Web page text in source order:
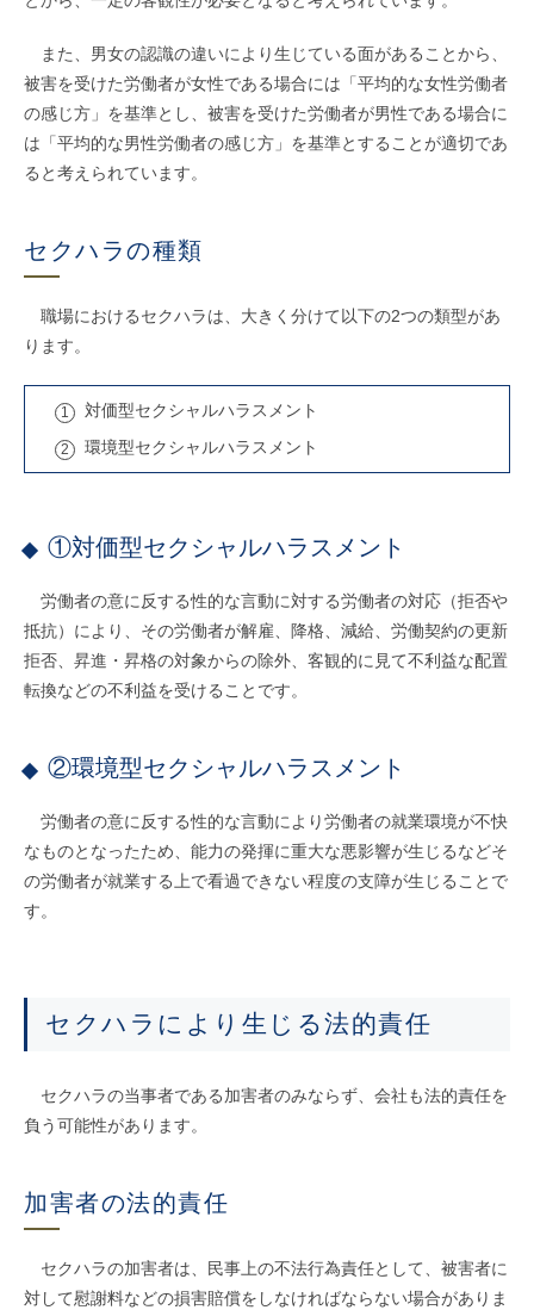
また、男女の認識の違いにより生じている面があることから、
被害を受けた労働者が女性である場合には「平均的な女性労働者
の感じ方」を基準とし、被害を受けた労働者が男性である場合に
は「平均的な男性労働者の感じ方」を基準とすることが適切であ
ると考えられています。
セクハラの種類
職場におけるセクハラは、大きく分けて以下の2つの類型があ
ります。
対価型セクシャルハラスメント
環境型セクシャルハラスメント
①対価型セクシャルハラスメント
労働者の意に反する性的な言動に対する労働者の対応（拒否や
抵抗）により、その労働者が解雇、降格、減給、労働契約の更新
拒否、昇進・昇格の対象からの除外、客観的に見て不利益な配置
転換などの不利益を受けることです。
②環境型セクシャルハラスメント
労働者の意に反する性的な言動により労働者の就業環境が不快
なものとなったため、能力の発揮に重大な悪影響が生じるなどそ
の労働者が就業する上で看過できない程度の支障が生じることで
す。
セクハラにより生じる法的責任
セクハラの当事者である加害者のみならず、会社も法的責任を
負う可能性があります。
加害者の法的責任
セクハラの加害者は、民事上の不法行為責任として、被害者に
対して慰謝料などの損害賠償をしなければならない場合がありま